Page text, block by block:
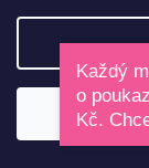
Funkční
Funkční
vypadat.
dne mezi
Každý
o
Kč.